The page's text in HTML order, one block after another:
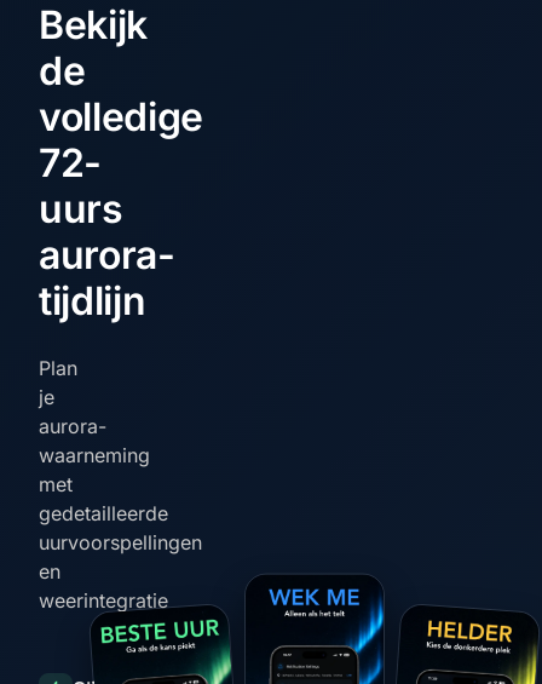
Bekijk
de
volledige
72-
uurs
aurora-
tijdlijn
Plan
je
aurora-
waarneming
met
gedetailleerde
uurvoorspellingen
en
weerintegratie